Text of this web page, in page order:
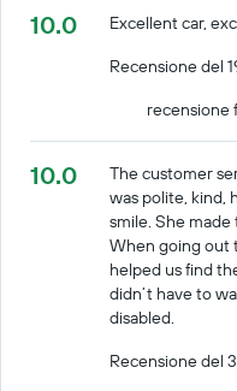
10.0
Excellent car,
Recensione del
recensione
10.0
The customer
was polite, kind,
smile. She
When going out
helped us find
didn’t have to
disabled.
Recensione del